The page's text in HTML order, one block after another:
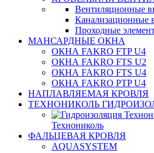
Вентиляционные
Канализационные
Проходные
МАНСАРДНЫЕ ОКНА
ОКНА FAKRO FTP U4
ОКНА FAKRO FTS U2
ОКНА FAKRO FTS U4
ОКНА FAKRO PTP U4
НАПЛАВЛЯЕМАЯ КРОВЛЯ
ТЕХНОНИКОЛЬ
Технониколь
ФАЛЬЦЕВАЯ КРОВЛЯ
AQUASYSTEM